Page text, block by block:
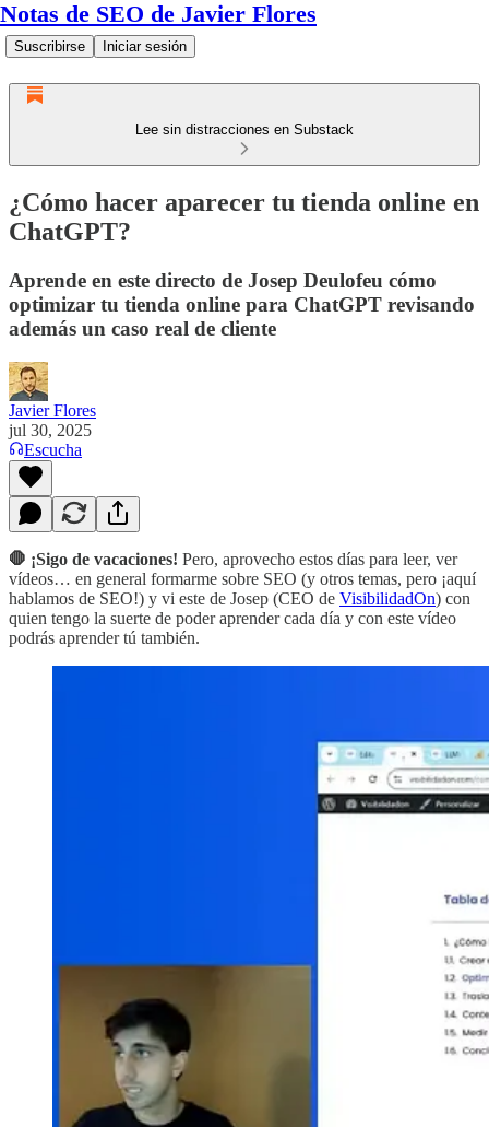
Notas de SEO de Javier Flores
Suscribirse Iniciar sesión
Lee sin distracciones en Substack
¿Cómo hacer aparecer tu tienda online en
ChatGPT?
Aprende en este directo de Josep Deulofeu cómo
optimizar tu tienda online para ChatGPT revisando
además un caso real de cliente
Javier Flores
jul 30, 2025
Escucha
🛑 ¡Sigo de vacaciones! Pero, aprovecho estos días para leer, ver
vídeos… en general formarme sobre SEO (y otros temas, pero ¡aquí
hablamos de SEO!) y vi este de Josep (CEO de VisibilidadOn) con
quien tengo la suerte de poder aprender cada día y con este vídeo
podrás aprender tú también.